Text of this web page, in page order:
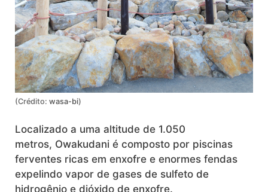
(Crédito: wasa-bi)
Localizado a uma altitude de 1.050
metros, Owakudani é composto por piscinas
ferventes ricas em enxofre e enormes fendas
expelindo vapor de gases de sulfeto de
hidrogênio e dióxido de enxofre.